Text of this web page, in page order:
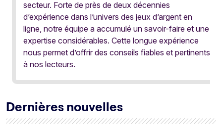
secteur. Forte de près de deux décennies
d’expérience dans l’univers des jeux d’argent en
ligne, notre équipe a accumulé un savoir-faire et une
expertise considérables. Cette longue expérience
nous permet d’offrir des conseils fiables et pertinents
à nos lecteurs.
Dernières nouvelles